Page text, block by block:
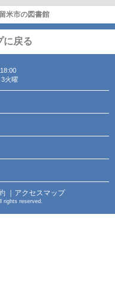
米市の図書館
に戻る
火曜
｜アクセスマップ
rights reserved.